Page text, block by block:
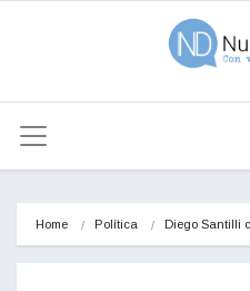
Home Política Diego Santilli